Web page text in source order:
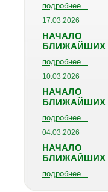
подробнее...
17.03.2026
НАЧАЛО
БЛИЖАЙШИХ
подробнее...
10.03.2026
НАЧАЛО
БЛИЖАЙШИХ
подробнее...
04.03.2026
НАЧАЛО
БЛИЖАЙШИХ
подробнее...